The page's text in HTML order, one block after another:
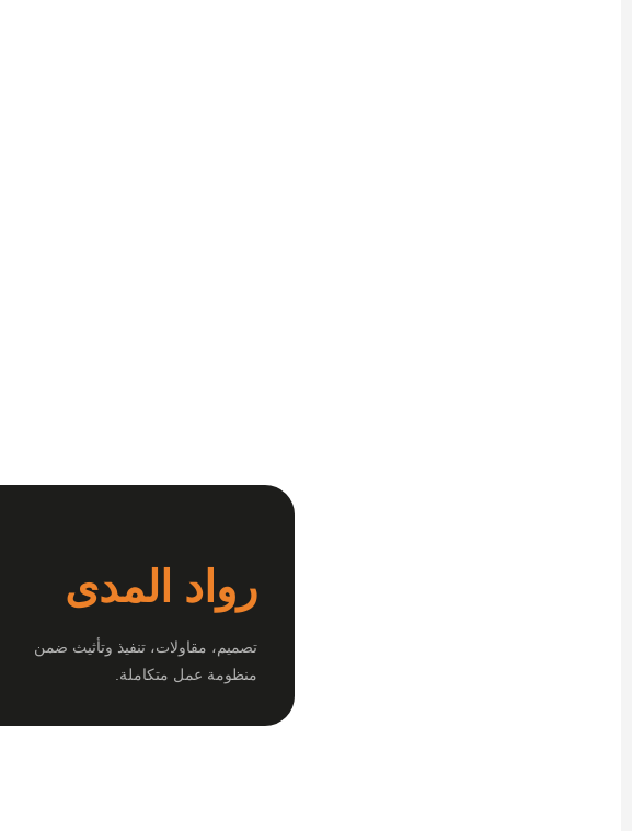
رواد المدى
تصميم، مقاولات، تنفيذ وتأثيث ضمن
منظومة عمل متكاملة.